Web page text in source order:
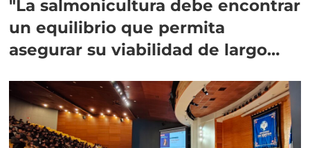
"La salmonicultura debe encontrar
un equilibrio que permita
asegurar su viabilidad de largo